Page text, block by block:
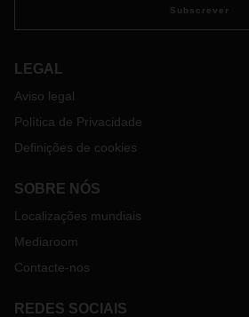
Subscrever
LEGAL
Aviso legal
Política de Privacidade
Definições de cookies
SOBRE NÓS
Localizações mundiais
Mediaroom
Contacte-nos
REDES SOCIAIS